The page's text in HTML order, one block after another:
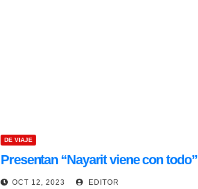
DE VIAJE
Presentan “Nayarit viene con todo”
OCT 12, 2023 EDITOR